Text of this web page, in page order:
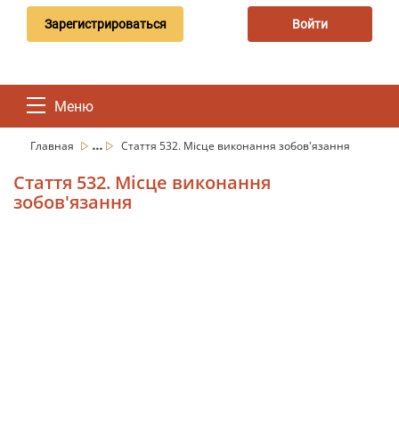
Зарегистрироваться Войти
Меню
Главная ... Стаття 532. Місце виконання зобов'язання
Стаття 532. Місце виконання
зобов'язання